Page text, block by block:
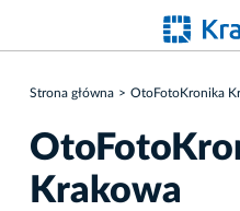
Strona główna OtoFotoKronika
Krakowa